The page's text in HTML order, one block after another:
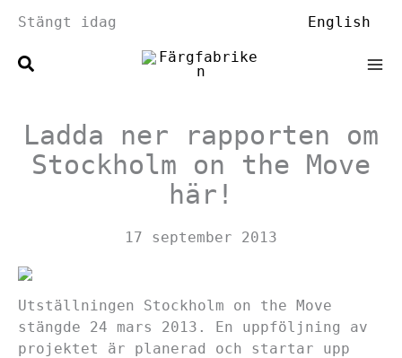
till
innehåll
Stängt idag English
Ladda ner rapporten om
Stockholm on the Move
här!
17 september 2013
Utställningen Stockholm on the Move
stängde 24 mars 2013. En uppföljning av
projektet är planerad och startar upp